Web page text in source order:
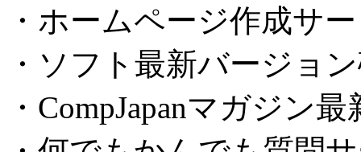
・ホームページ作成サ
・ソフト最新バージョ
・CompJapanマガジン